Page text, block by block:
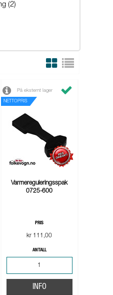
(2)
NETTOPRIS
På eksternt lager
Varmereguleringsspak
0725-600
PRIS
kr 111,00
ANTALL
INFO